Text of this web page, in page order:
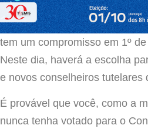
tem um compromisso em 1º
Neste dia, haverá a escolha
e novos conselheiros tutelares
É provável que você, como a
nunca tenha votado para o